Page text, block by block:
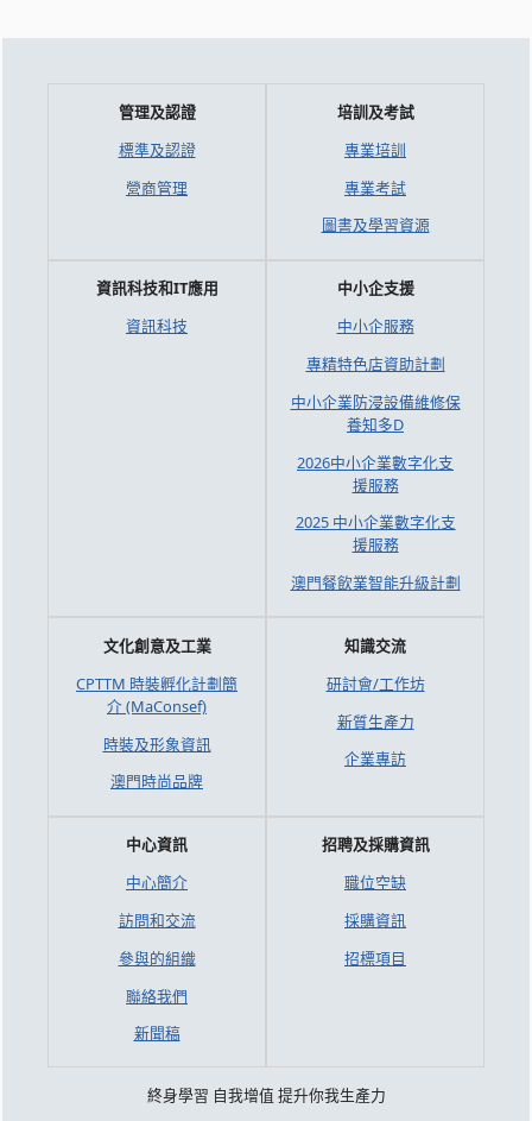
管理及認證
標準及認證
營商管理
培訓及考試
專業培訓
專業考試
圖書及學習資源
資訊科技和IT應用
資訊科技
中小企支援
中小企服務
專精特色店資助計劃
中小企業防浸設備維修保
養知多D
2026中小企業數字化支
援服務
2025 中小企業數字化支
援服務
澳門餐飲業智能升級計劃
文化創意及工業
CPTTM 時裝孵化計劃簡
介 (MaConsef)
時裝及形象資訊
澳門時尚品牌
知識交流
研討會/工作坊
新質生產力
企業專訪
中心資訊
中心簡介
訪問和交流
參與的組織
聯絡我們
新聞稿
招聘及採購資訊
職位空缺
採購資訊
招標項目
終身學習 自我增值 提升你我生產力